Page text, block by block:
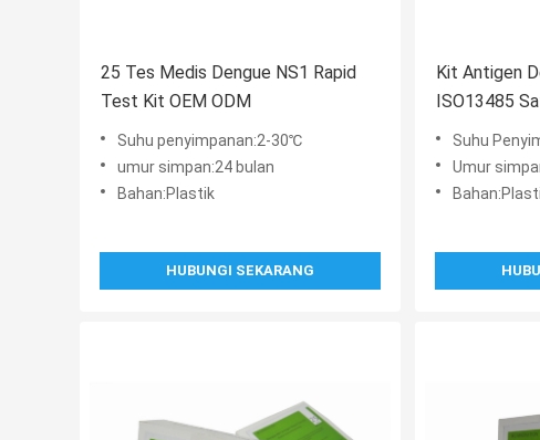
25 Tes Medis Dengue NS1 Rapid
Test Kit OEM ODM
Suhu penyimpanan:2-30℃
umur simpan:24 bulan
Bahan:Plastik
HUBUNGI SEKARANG
Kit Antigen
ISO13485
Suhu
Umur